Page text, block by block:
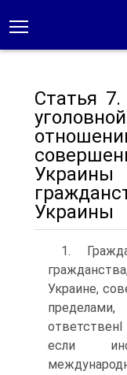
Статья
Украины
1.
Украине,
если